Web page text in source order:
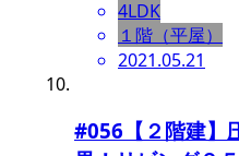
4LDK
１階（平屋）
2021.05.21
#056【２階建】